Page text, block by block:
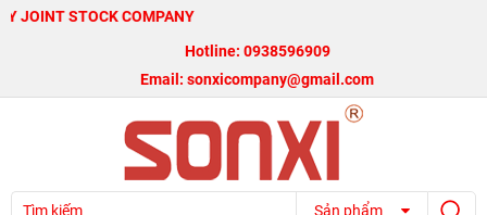
STOCK COMPANY
Hotline: 0938596909
Email: sonxicompany@gmail.com
Sản phẩm